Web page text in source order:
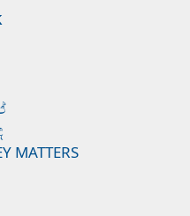
MATTERS